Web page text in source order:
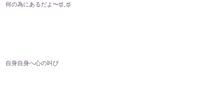
何の為にあるだよ〜ಥ⁠‿⁠ಥ
自身自身へ心の叫び